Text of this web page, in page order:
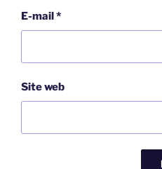
E-mail*
Site web